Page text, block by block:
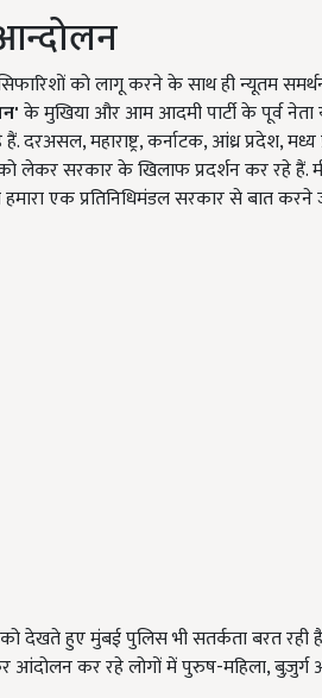
को लागू करने के साथ ही न्यूतम
के मुखिया और आम आदमी पार्टी के पूर्व नेता
दरअसल, महाराष्ट्र, कर्नाटक, आंध्र प्रदेश,
लेकर सरकार के खिलाफ प्रदर्शन कर रहे हैं.
एक प्रतिनिधिमंडल सरकार से बात
देखते हुए मुंबई पुलिस भी सतर्कता बरत
आंदोलन कर रहे लोगों में पुरुष-महिला, बुज़ुर्ग